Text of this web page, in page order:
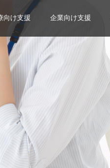
向け支援 企業向け支援